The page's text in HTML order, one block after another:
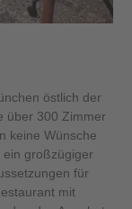
östlich der
über 300 Zimmer
keine Wünsche
ein großzügiger
für
mit